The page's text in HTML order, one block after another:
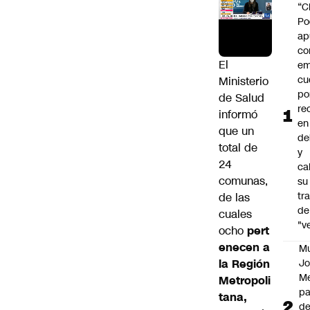
El
Ministerio
de Salud
informó
que un
total de
24
comunas,
de las
cuales
ocho pert
enecen a
la Región
Metropoli
tana,
y
su
de
de